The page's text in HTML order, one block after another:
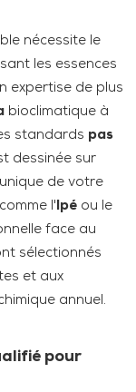
nécessite le
les essences
expertise de plus
bioclimatique à
standards pas
dessinée sur
de votre
l' Ipé ou le
face au
sélectionnés
et aux
annuel.
pour